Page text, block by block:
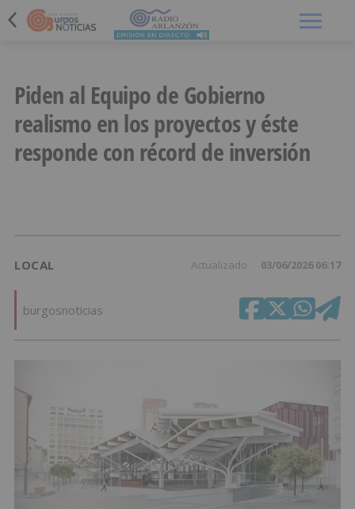
Piden al Equipo de Gobierno
realismo en los proyectos y éste
responde con récord de inversión
LOCAL Actualizado 03/06/2026 06:17
burgosnoticias